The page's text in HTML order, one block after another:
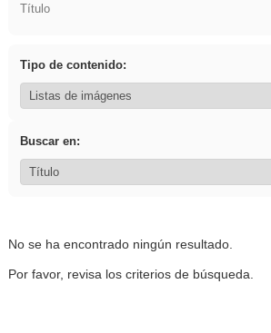
Título
Tipo de contenido:
Buscar en:
No se ha encontrado ningún resultado.
Por favor, revisa los criterios de búsqueda.